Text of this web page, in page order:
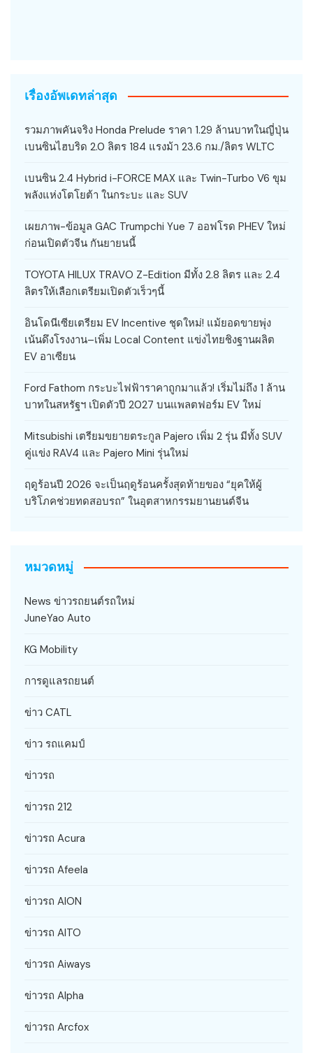
เรื่องอัพเดทล่าสุด
รวมภาพคันจริง Honda Prelude ราคา 1.29 ล้านบาทในญี่ปุ่น
เบนซินไฮบริด 2.0 ลิตร 184 แรงม้า 23.6 กม./ลิตร WLTC
เบนซิน 2.4 Hybrid i-FORCE MAX และ Twin-Turbo V6 ขุม
พลังแห่งโตโยต้า ในกระบะ และ SUV
เผยภาพ-ข้อมูล GAC Trumpchi Yue 7 ออฟโรด PHEV ใหม่
ก่อนเปิดตัวจีน กันยายนนี้
TOYOTA HILUX TRAVO Z-Edition มีทั้ง 2.8 ลิตร และ 2.4
ลิตรให้เลือกเตรียมเปิดตัวเร็วๆนี้
อินโดนีเซียเตรียม EV Incentive ชุดใหม่! แม้ยอดขายพุ่ง
เน้นดึงโรงงาน–เพิ่ม Local Content แข่งไทยชิงฐานผลิต
EV อาเซียน
Ford Fathom กระบะไฟฟ้าราคาถูกมาแล้ว! เริ่มไม่ถึง 1 ล้าน
บาทในสหรัฐฯ เปิดตัวปี 2027 บนแพลตฟอร์ม EV ใหม่
Mitsubishi เตรียมขยายตระกูล Pajero เพิ่ม 2 รุ่น มีทั้ง SUV
คู่แข่ง RAV4 และ Pajero Mini รุ่นใหม่
ฤดูร้อนปี 2026 จะเป็นฤดูร้อนครั้งสุดท้ายของ “ยุคให้ผู้
บริโภคช่วยทดสอบรถ” ในอุตสาหกรรมยานยนต์จีน
หมวดหมู่
News ข่าวรถยนต์รถใหม่
JuneYao Auto
KG Mobility
การดูแลรถยนต์
ข่าว CATL
ข่าว รถแคมป์
ข่าวรถ
ข่าวรถ 212
ข่าวรถ Acura
ข่าวรถ Afeela
ข่าวรถ AION
ข่าวรถ AITO
ข่าวรถ Aiways
ข่าวรถ Alpha
ข่าวรถ Arcfox